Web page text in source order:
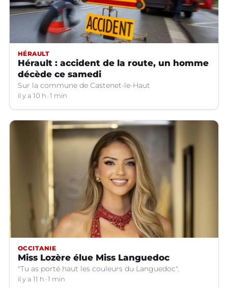
HÉRAULT
Hérault : accident de la route, un homme
décède ce samedi
Sur la commune de Castenet-le-Haut
il y a 10 h 1 min
OCCITANIE
Miss Lozère élue Miss Languedoc
"Tu as porté haut les couleurs du Languedoc".
il y a 11 h 1 min